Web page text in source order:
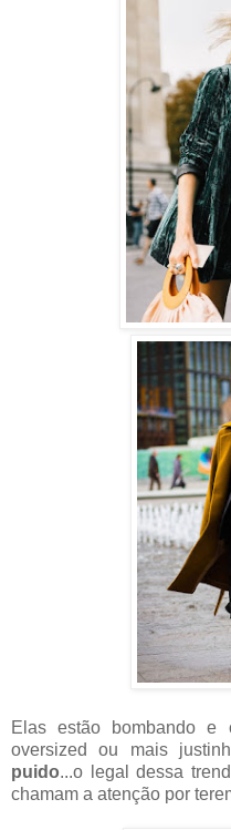
Elas estão bombando e
oversized ou mais
puido...o legal dessa
chamam a atenção por